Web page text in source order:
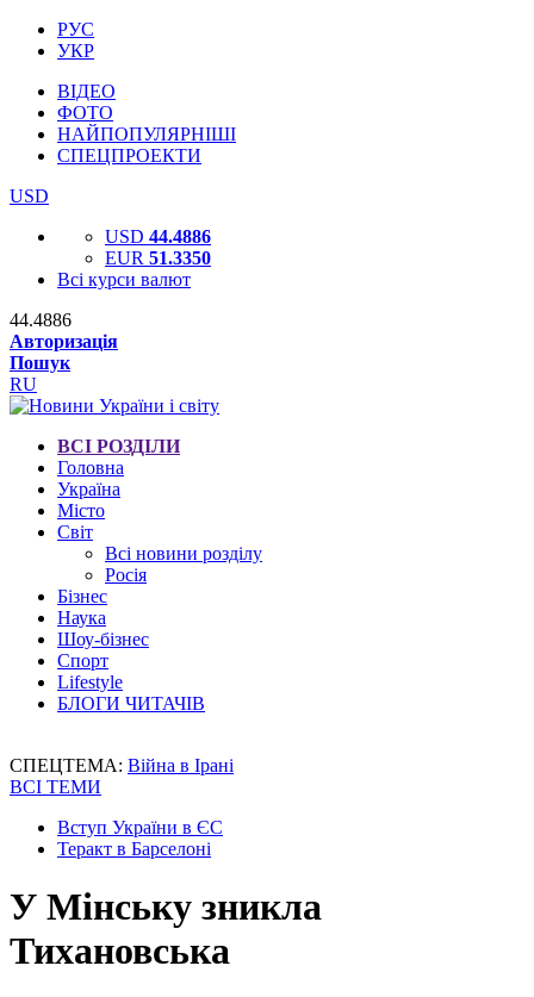
РУС
УКР
ВІДЕО
ФОТО
НАЙПОПУЛЯРНІШІ
СПЕЦПРОЕКТИ
USD
USD 44.4886
EUR 51.3350
Всі курси валют
44.4886
Авторизація
Пошук
RU
ВСІ РОЗДІЛИ
Головна
Україна
Місто
Світ
Всі новини розділу
Росія
Бізнес
Наука
Шоу-бізнес
Спорт
Lifestyle
БЛОГИ ЧИТАЧІВ
СПЕЦТЕМА: Війна в Ірані
ВСІ ТЕМИ
Вступ України в ЄС
Теракт в Барселоні
У Мінську зникла
Тихановська